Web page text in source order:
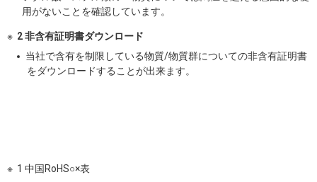
用がないことを確認しています。
2 非含有証明書ダウンロード
当社で含有を制限している物質/物質群についての非含有証明書
をダウンロードすることが出来ます。
1 中国RoHS○×表